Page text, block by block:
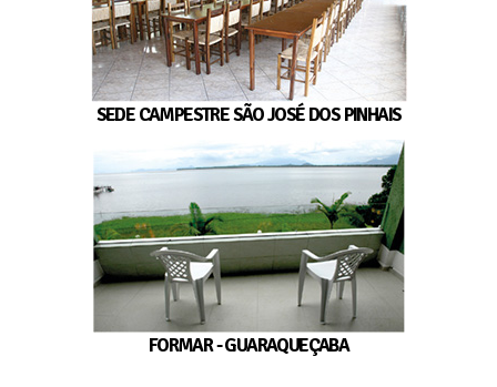
SEDE CAMPESTRE SÃO JOSÉ DOS PINHAIS
FORMAR - GUARAQUEÇABA